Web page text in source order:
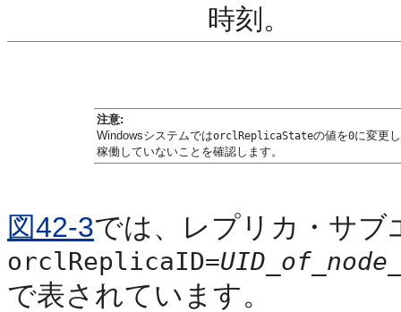
時刻。
注意:
WindowsシステムではorclReplicaStateの値を0に変更
稼働していないことを確認します。
図42-3では、レプリカ・サブ
orclReplicaID=
で表されています。